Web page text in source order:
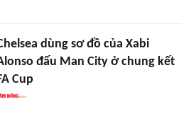
dùng sơ đồ của Xabi
đấu Man City ở chung kết
Cup